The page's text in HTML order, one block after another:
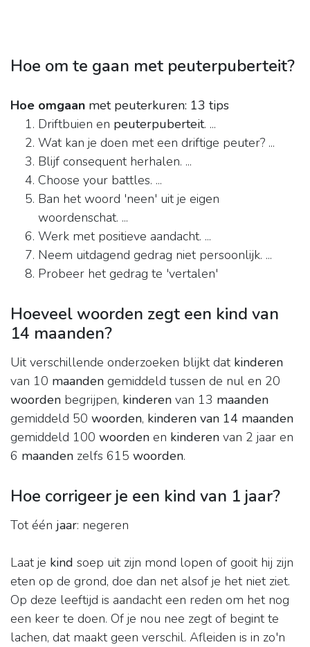
Hoe om te gaan met peuterpuberteit?
Hoe omgaan met peuterkuren: 13 tips
Driftbuien en peuterpuberteit. ...
Wat kan je doen met een driftige peuter? ...
Blijf consequent herhalen. ...
Choose your battles. ...
Ban het woord 'neen' uit je eigen
woordenschat. ...
Werk met positieve aandacht. ...
Neem uitdagend gedrag niet persoonlijk. ...
Probeer het gedrag te 'vertalen'
Hoeveel woorden zegt een kind van
14 maanden?
Uit verschillende onderzoeken blijkt dat kinderen
van 10 maanden gemiddeld tussen de nul en 20
woorden begrijpen, kinderen van 13 maanden
gemiddeld 50 woorden, kinderen van 14 maanden
gemiddeld 100 woorden en kinderen van 2 jaar en
6 maanden zelfs 615 woorden.
Hoe corrigeer je een kind van 1 jaar?
Tot één jaar: negeren
Laat je kind soep uit zijn mond lopen of gooit hij zijn
eten op de grond, doe dan net alsof je het niet ziet.
Op deze leeftijd is aandacht een reden om het nog
een keer te doen. Of je nou nee zegt of begint te
lachen, dat maakt geen verschil. Afleiden is in zo'n